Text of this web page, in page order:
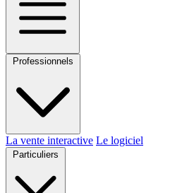
Professionnels
La vente interactive Le logiciel
Particuliers